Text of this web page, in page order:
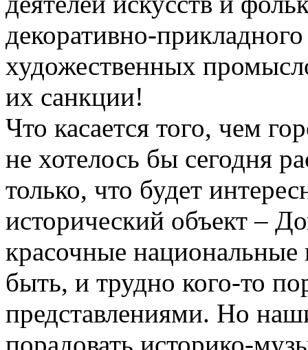
декоративно-
художественных
их санкции!
Что касается того, чем
не хотелось бы сегодня
только, что будет
исторический объект –
красочные
быть, и трудно кого-то
представлениями. Но